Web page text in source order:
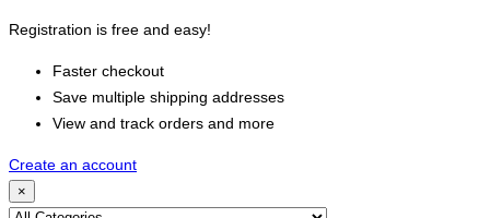
Registration is free and easy!
Faster checkout
Save multiple shipping addresses
View and track orders and more
Create an account
×